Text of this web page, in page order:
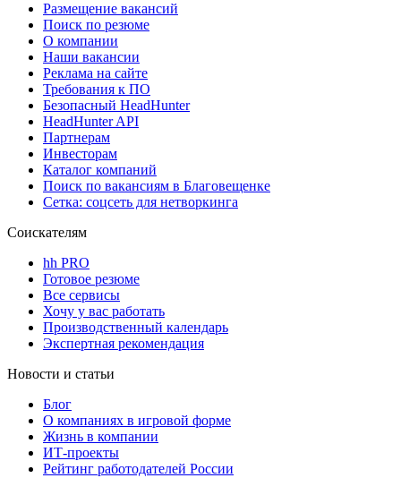
Размещение вакансий
Поиск по резюме
О компании
Наши вакансии
Реклама на сайте
Требования к ПО
Безопасный HeadHunter
HeadHunter API
Партнерам
Инвесторам
Каталог компаний
Поиск по вакансиям в Благовещенке
Сетка: соцсеть для нетворкинга
Соискателям
hh PRO
Готовое резюме
Все сервисы
Хочу у вас работать
Производственный календарь
Экспертная рекомендация
Новости и статьи
Блог
О компаниях в игровой форме
Жизнь в компании
ИТ-проекты
Рейтинг работодателей России